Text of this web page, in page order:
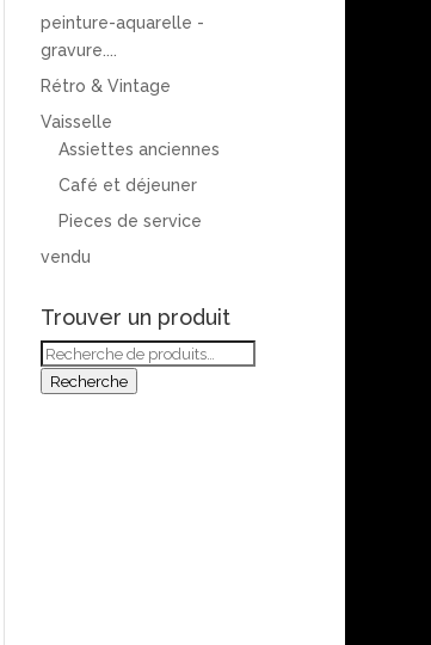
peinture-aquarelle -
gravure....
Rétro & Vintage
Vaisselle
Assiettes anciennes
Café et déjeuner
Pieces de service
vendu
Trouver un produit
Recherche
pour :
Recherche